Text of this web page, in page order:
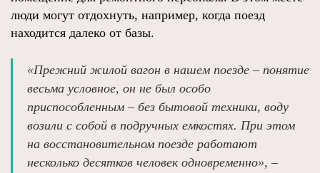
люди могут отдохнуть, например, когда поезд
находится далеко от базы.
«Прежний жилой вагон в нашем поезде – понятие
весьма условное, он не был особо
приспособленным – без бытовой техники, воду
возили с собой в подручных емкостях. При этом
на восстановительном поезде работают
несколько десятков человек одновременно», –